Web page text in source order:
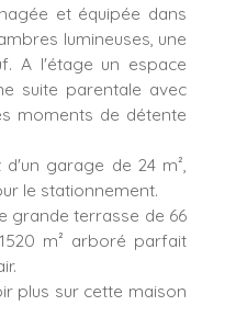
et équipée dans
lumineuses, une
A l'étage un espace
suite parentale avec
moments de détente
garage de 24 m²,
le stationnement.
grande terrasse de 66
m² arboré parfait
plus sur cette maison